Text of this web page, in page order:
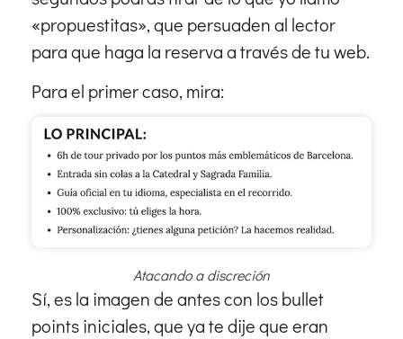
«propuestitas», que persuaden al lector
para que haga la reserva a través de tu web.
Para el primer caso, mira:
Atacando a discreción
Sí, es la imagen de antes con los bullet
points iniciales, que ya te dije que eran